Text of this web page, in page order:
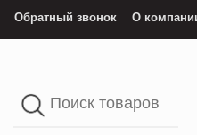
Обратный звонок О